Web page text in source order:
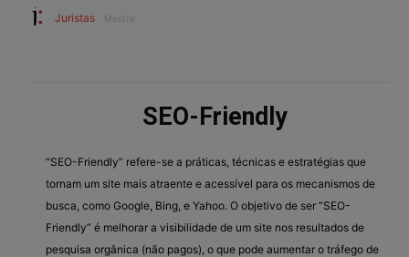
Juristas Mestre
SEO-Friendly
“SEO-Friendly” refere-se a práticas, técnicas e estratégias que
tornam um site mais atraente e acessível para os mecanismos de
busca, como Google, Bing, e Yahoo. O objetivo de ser “SEO-
Friendly” é melhorar a visibilidade de um site nos resultados de
pesquisa orgânica (não pagos), o que pode aumentar o tráfego de